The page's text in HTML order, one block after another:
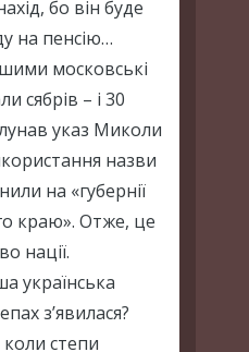
бо він буде
на пенсію…
московські
сябрів – і 30
указ Миколи
назви
на «губернії
краю». Отже, це
нації.
українська
з’явилася?
коли степи